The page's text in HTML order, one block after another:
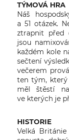
TÝMOVÁ HRA
Náš
a 51 otázek.
ztrapnit před
jsou
každém kole
sečtení
večerem
ten tým, který
měl štěstí
ve kterých je
HISTORIE
Velká